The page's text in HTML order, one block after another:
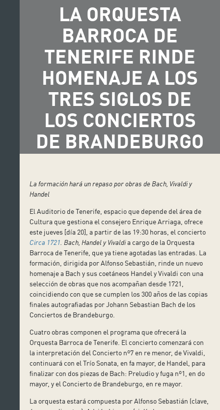
LA ORQUESTA
BARROCA DE
TENERIFE RINDE
HOMENAJE A LOS
TRES SIGLOS DE
LOS CONCIERTOS
DE BRANDEBURGO
La formación hará un repaso por obras de Bach, Vivaldi y
Handel
El Auditorio de Tenerife, espacio que depende del área de
Cultura que gestiona el consejero Enrique Arriaga, ofrece
este jueves [día 20], a partir de las 19:30 horas, el concierto
Circa 1721 . Bach, Handel y Vivaldia cargo de la Orquesta
Barroca de Tenerife, que ya tiene agotadas las entradas. La
formación, dirigida por Alfonso Sebastián, rinde un nuevo
homenaje a Bach y sus coetáneos Handel y Vivaldi con una
selección de obras que nos acompañan desde 1721,
coincidiendo con que se cumplen los 300 años de las copias
finales autografiadas por Johann Sebastian Bach de los
Conciertos de Brandeburgo.
Cuatro obras componen el programa que ofrecerá la
Orquesta Barroca de Tenerife. El concierto comenzará con
la interpretación del Concierto nº7 en re menor, de Vivaldi,
continuará con el Trío Sonata, en fa mayor, de Handel, para
finalizar con dos piezas de Bach: Preludio y fuga nº1, en do
mayor, y el Concierto de Brandeburgo, en re mayor.
La orquesta estará compuesta por Alfonso Sebastián (clave,